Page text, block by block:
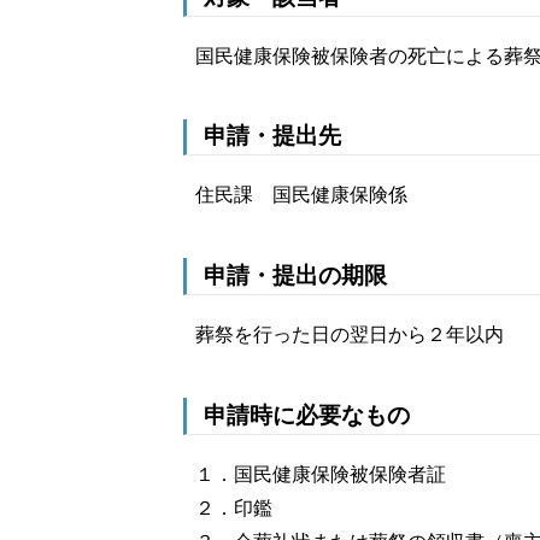
国民健康保険被保険者の死亡による葬
申請・提出先
住民課 国民健康保険係
申請・提出の期限
葬祭を行った日の翌日から２年以内
申請時に必要なもの
１．国民健康保険被保険者証
２．印鑑